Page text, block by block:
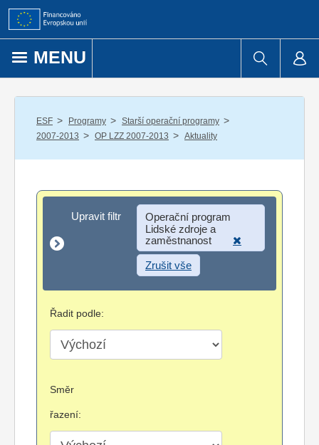
Přejít k obsahu
MENU
ESF / Programy / Starší operační programy /
2007-2013 / OP LZZ 2007-2013 / Aktuality
Upravit filtr
Upravit filtr
Operační program
Lidské zdroje a
zaměstnanost
Zrušit vše
Řadit podle:
Směr
řazení: